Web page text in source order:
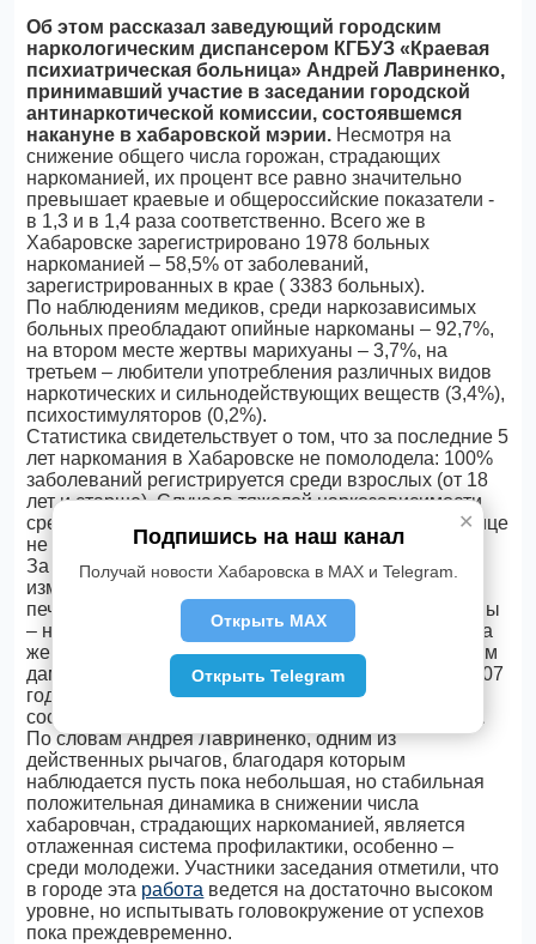
Об этом рассказал заведующий городским
наркологическим диспансером КГБУЗ «Краевая
психиатрическая больница» Андрей Лавриненко,
принимавший участие в заседании городской
антинаркотической комиссии, состоявшемся
накануне в хабаровской мэрии. Несмотря на
снижение общего числа горожан, страдающих
наркоманией, их процент все равно значительно
превышает краевые и общероссийские показатели -
в 1,3 и в 1,4 раза соответственно. Всего же в
Хабаровске зарегистрировано 1978 больных
наркоманией – 58,5% от заболеваний,
зарегистрированных в крае ( 3383 больных).
По наблюдениям медиков, среди наркозависимых
больных преобладают опийные наркоманы – 92,7%,
на втором месте жертвы марихуаны – 3,7%, на
третьем – любители употребления различных видов
наркотических и сильнодействующих веществ (3,4%),
психостимуляторов (0,2%).
Статистика свидетельствует о том, что за последние 5
лет наркомания в Хабаровске не помолодела: 100%
заболеваний регистрируется среди взрослых (от 18
лет и старше). Случаев тяжелой наркозависимости
среди подростков и детей в дальневосточной столице
не зарегистрировано.
За последнюю пятилетку не претерпел особых
изменений и гендерный состав наркоманов:
печальную пальму первенства удерживают мужчины
– на четверых мужчин-наркоманов приходится одна
женщина (2744 – мужчины, 729 – женщины). Причем
дам-наркоманок становится все меньше: если в 2007
году удельный вес женщин в числе наркоманов
составлял 21%, до в 2013 году он снизился до 15%.
По словам Андрея Лавриненко, одним из
действенных рычагов, благодаря которым
наблюдается пусть пока небольшая, но стабильная
положительная динамика в снижении числа
хабаровчан, страдающих наркоманией, является
отлаженная система профилактики, особенно –
среди молодежи. Участники заседания отметили, что
в городе эта работа ведется на достаточно высоком
уровне, но испытывать головокружение от успехов
пока преждевременно.
✕
Подпишись на наш канал
Получай новости Хабаровска в MAX и Telegram.
Открыть MAX
Открыть Telegram